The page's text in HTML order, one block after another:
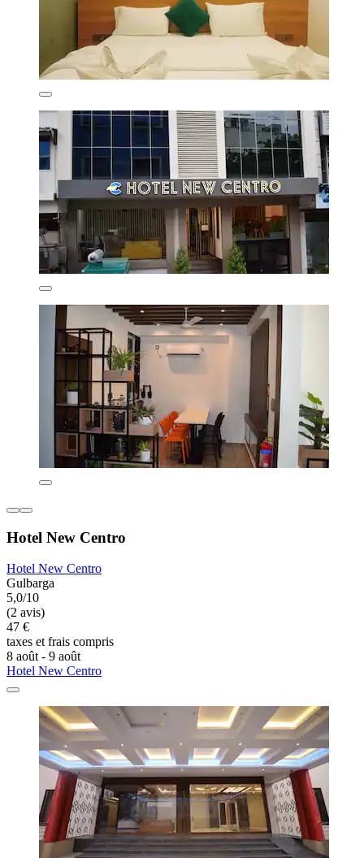
Hotel New Centro
Hotel New Centro
Gulbarga
5,0/10
(2 avis)
47 €
taxes et frais compris
8 août - 9 août
Hotel New Centro